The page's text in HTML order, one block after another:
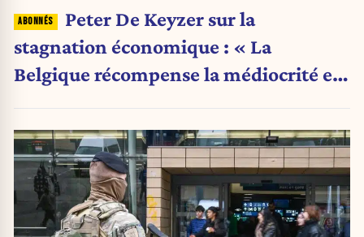
Peter De Keyzer sur la
stagnation économique : « La
Belgique récompense la médiocrité et